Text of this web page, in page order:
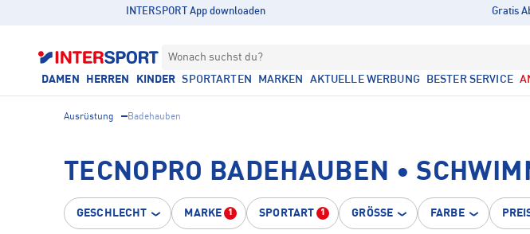
INTERSPORT App downloaden Gratis
Wonach suchst du?
DAMEN HERREN KINDER SPORTARTEN MARKEN AKTUELLE WERBUNG BESTER SERVICE
Ausrüstung Badehauben
TECNOPRO BADEHAUBEN •
GESCHLECHT MARKE 1 SPORTART 1 GRÖSSE FARBE